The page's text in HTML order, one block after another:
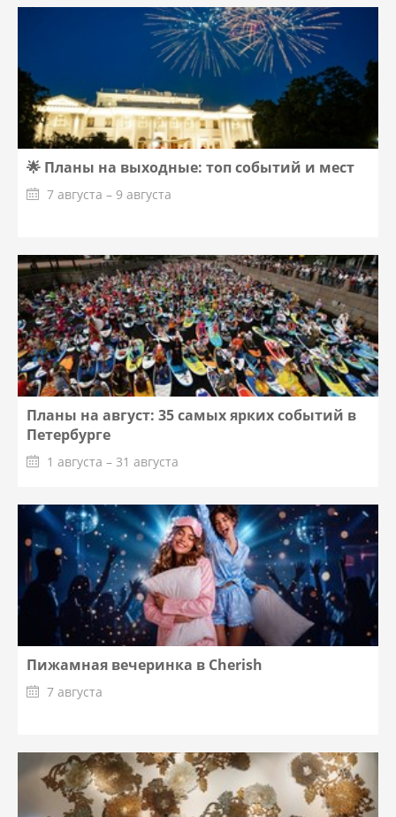
🌟 Планы на выходные: топ событий и мест
7 августа – 9 августа
Планы на август: 35 самых ярких событий в
Петербурге
1 августа – 31 августа
Пижамная вечеринка в Cherish
7 августа